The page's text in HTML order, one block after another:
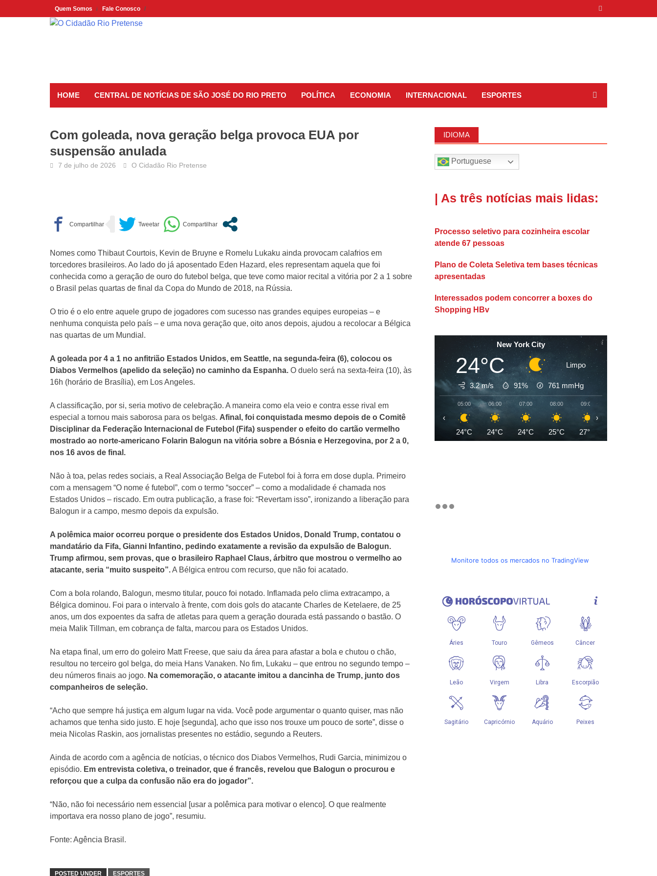
to
Quem Somos Fale Conosco
HOME CENTRAL DE NOTÍCIAS DE SÃO JOSÉ DO RIO PRETO POLÍTICA ECONOMIA INTERNACIONAL ESPORTES
Com goleada, nova geração belga provoca EUA por
suspensão anulada
7 de julho de 2026 O Cidadão Rio Pretense
Nomes como Thibaut Courtois, Kevin de Bruyne e Romelu Lukaku ainda provocam calafrios em
torcedores brasileiros. Ao lado do já aposentado Eden Hazard, eles representam aquela que foi
conhecida como a geração de ouro do futebol belga, que teve como maior recital a vitória por 2 a 1 sobre
o Brasil pelas quartas de final da Copa do Mundo de 2018, na Rússia.
O trio é o elo entre aquele grupo de jogadores com sucesso nas grandes equipes europeias – e
nenhuma conquista pelo país – e uma nova geração que, oito anos depois, ajudou a recolocar a Bélgica
nas quartas de um Mundial.
A goleada por 4 a 1 no anfitrião Estados Unidos, em Seattle, na segunda-feira (6), colocou os
Diabos Vermelhos (apelido da seleção) no caminho da Espanha. O duelo será na sexta-feira (10), às
16h (horário de Brasília), em Los Angeles.
A classificação, por si, seria motivo de celebração. A maneira como ela veio e contra esse rival em
especial a tornou mais saborosa para os belgas. Afinal, foi conquistada mesmo depois de o Comitê
Disciplinar da Federação Internacional de Futebol (Fifa) suspender o efeito do cartão vermelho
mostrado ao norte-americano Folarin Balogun na vitória sobre a Bósnia e Herzegovina, por 2 a 0,
nos 16 avos de final.
Não à toa, pelas redes sociais, a Real Associação Belga de Futebol foi à forra em dose dupla. Primeiro
com a mensagem “O nome é futebol”, com o termo “soccer” – como a modalidade é chamada nos
Estados Unidos – riscado. Em outra publicação, a frase foi: “Revertam isso”, ironizando a liberação para
Balogun ir a campo, mesmo depois da expulsão.
A polêmica maior ocorreu porque o presidente dos Estados Unidos, Donald Trump, contatou o
mandatário da Fifa, Gianni Infantino, pedindo exatamente a revisão da expulsão de Balogun.
Trump afirmou, sem provas, que o brasileiro Raphael Claus, árbitro que mostrou o vermelho ao
atacante, seria “muito suspeito”.A Bélgica entrou com recurso, que não foi acatado.
Com a bola rolando, Balogun, mesmo titular, pouco foi notado. Inflamada pelo clima extracampo, a
Bélgica dominou. Foi para o intervalo à frente, com dois gols do atacante Charles de Ketelaere, de 25
anos, um dos expoentes da safra de atletas para quem a geração dourada está passando o bastão. O
meia Malik Tillman, em cobrança de falta, marcou para os Estados Unidos.
Na etapa final, um erro do goleiro Matt Freese, que saiu da área para afastar a bola e chutou o chão,
resultou no terceiro gol belga, do meia Hans Vanaken. No fim, Lukaku – que entrou no segundo tempo –
deu números finais ao jogo. Na comemoração, o atacante imitou a dancinha de Trump, junto dos
companheiros de seleção.
“Acho que sempre há justiça em algum lugar na vida. Você pode argumentar o quanto quiser, mas não
achamos que tenha sido justo. E hoje [segunda], acho que isso nos trouxe um pouco de sorte”, disse o
meia Nicolas Raskin, aos jornalistas presentes no estádio, segundo a Reuters.
Ainda de acordo com a agência de notícias, o técnico dos Diabos Vermelhos, Rudi Garcia, minimizou o
episódio. Em entrevista coletiva, o treinador, que é francês, revelou que Balogun o procurou e
reforçou que a culpa da confusão não era do jogador”.
“Não, não foi necessário nem essencial [usar a polêmica para motivar o elenco]. O que realmente
importava era nosso plano de jogo”, resumiu.
Fonte: Agência Brasil.
POSTED UNDER ESPORTES
IDIOMA
Portuguese
| As três notícias mais lidas:
Processo seletivo para cozinheira escolar
atende 67 pessoas
Plano de Coleta Seletiva tem bases técnicas
apresentadas
Interessados podem concorrer a boxes do
Shopping HBv
New York City
24°C Limpo
3.2 m/s 91% 761 mmHg
05:00
24°C
06:00
24°C
07:00
24°C
08:00
25°C
09:00
27°C
‹ ›
Monitore todos os mercados no TradingView